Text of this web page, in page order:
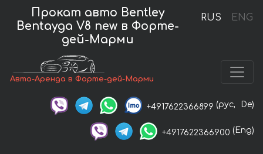
RUS ENG
Прокат авто Bentley
Bentayga V8 new в Форте-
дей-Марми
Авто-Аренда в Форте-дей-Марми
+4917622366899 (рус, De)
+4917622366900 (Eng)